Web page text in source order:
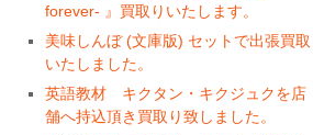
forever- 』買取りいたします。
美味しんぼ (文庫版) セットで出張買取
いたしました。
英語教材 キクタン・キクジュクを店
舗へ持込頂き買取り致しました。